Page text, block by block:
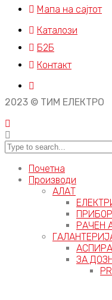
Мапа на сајтот
Каталози
Б2Б
Контакт
2023 © ТИМ ЕЛЕКТРО
Почетна
Производи
АЛАТ
РАЧЕН
ЗА